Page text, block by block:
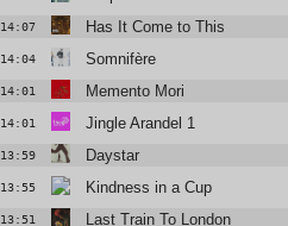
14:07 Has It Come to This
14:04 Somnifère
14:01 Memento Mori
14:01 Jingle Arandel 1
13:59 Daystar
13:55 Kindness in a Cup
13:51 Last Train To London